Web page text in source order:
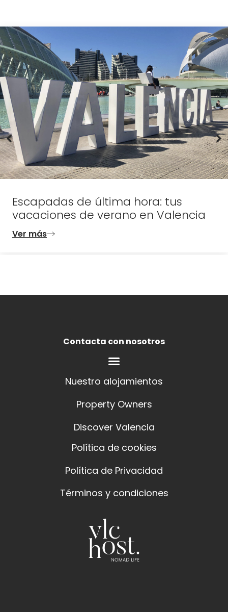
Escapadas de última hora: tus
vacaciones de verano en Valencia
Ver más
Contacta con nosotros
Nuestro alojamientos
Property Owners
Discover Valencia
Política de cookies
Política de Privacidad
Términos y condiciones